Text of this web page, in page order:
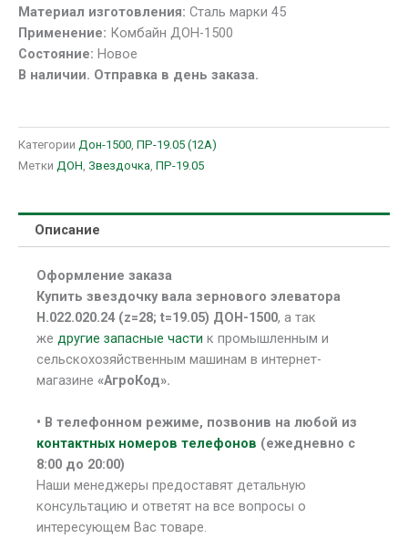
Материал изготовления: Сталь марки 45
Применение: Комбайн ДОН-1500
Состояние: Новое
В наличии. Отправка в день заказа.
Категории Дон-1500 ПР-19.05 (12A)
Метки ДОН Звездочка ПР-19.05
Описание
Оформление заказа
Купить звездочку вала зернового элеватора
Н.022.020.24 (z=28; t=19.05) ДОН-1500, а так
же другие запасные части к промышленным и
сельскохозяйственным машинам в интернет-
магазине «АгроКод».
• В телефонном режиме, позвонив на любой из
контактных номеров телефонов (ежедневно с
8:00 до 20:00)
Наши менеджеры предоставят детальную
консультацию и ответят на все вопросы о
интересующем Вас товаре.